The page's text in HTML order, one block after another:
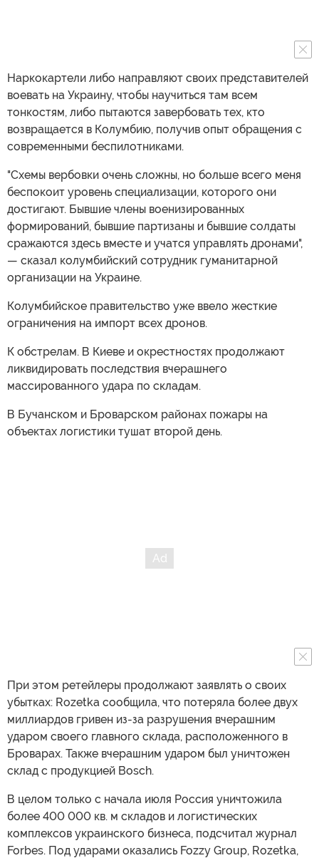
Наркокартели либо направляют своих представителей
воевать на Украину, чтобы научиться там всем
тонкостям, либо пытаются завербовать тех, кто
возвращается в Колумбию, получив опыт обращения с
современными беспилотниками.
"Схемы вербовки очень сложны, но больше всего меня
беспокоит уровень специализации, которого они
достигают. Бывшие члены военизированных
формирований, бывшие партизаны и бывшие солдаты
сражаются здесь вместе и учатся управлять дронами",
— сказал колумбийский сотрудник гуманитарной
организации на Украине.
Колумбийское правительство уже ввело жесткие
ограничения на импорт всех дронов.
К обстрелам. В Киеве и окрестностях продолжают
ликвидировать последствия вчерашнего
массированного удара по складам.
В Бучанском и Броварском районах пожары на
объектах логистики тушат второй день.
При этом ретейлеры продолжают заявлять о своих
убытках: Rozetka сообщила, что потеряла более двух
миллиардов гривен из-за разрушения вчерашним
ударом своего главного склада, расположенного в
Броварах. Также вчерашним ударом был уничтожен
склад с продукцией Bosch.
В целом только с начала июля Россия уничтожила
более 400 000 кв. м складов и логистических
комплексов украинского бизнеса, подсчитал журнал
Forbes. Под ударами оказались Fozzy Group, Rozetka,